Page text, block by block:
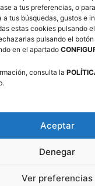
a tus preferencias, o
tus búsquedas, gustos e
estas cookies pulsando el
pulsando el botón
en el apartado
consulta la
Aceptar
Denegar
Ver preferencias
de Cristo Rey
TARAZONA
FEMENINO C
del Basket
FILTER –
SOCIAL
del Mann Filter